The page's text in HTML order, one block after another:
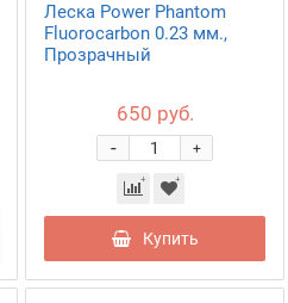
Леска Power Phantom
Fluorocarbon 0.23 мм.,
Прозрачный
650 руб.
+
-
Купить